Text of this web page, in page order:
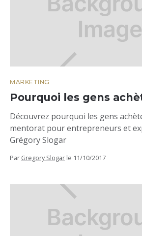
MARKETING
Pourquoi les gens
Découvrez pourquoi les gens
mentorat pour entrepreneurs et
Grégory Slogar
Par Gregory Slogar le 11/10/2017